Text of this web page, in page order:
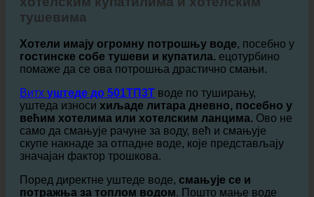
Уштеда воде и смањење трошкова у
тушевима
Хотели имају огромну потрошњу воде
гостинске собе тушеви и купатила.ецотурбино
помаже да се ова потрошња драстично смањи.
Витх уштеде до 501ТП3Тводе по туширању,
уштеда износихиљаде литара дневно, посебно у
већим хотелима или хотелским ланцима.
Ово не
само да смањује рачуне за воду, већ и смањује
скупе накнаде за отпадне воде, које представљају
значајан фактор трошкова.